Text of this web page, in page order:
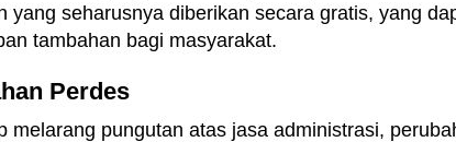
yang seharusnya diberikan secara gratis, yang
tambahan bagi masyarakat.
Perdes
melarang pungutan atas jasa administrasi,